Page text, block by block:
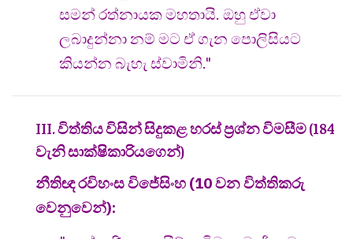
සමන් රත්නායක මහතායි. ඔහු ඒවා
ලබාදුන්නා නම් මට ඒ ගැන පොලිසියට
කියන්න බැහැ ස්වාමිනි."
III. විත්තිය විසින් සිදුකළ හරස් ප්‍රශ්න විමසීම (184
වැනි සාක්ෂිකාරියගෙන්)
නීතිඥ රවිහංස විජේසිංහ (10 වන විත්තිකරු
වෙනුවෙන්):